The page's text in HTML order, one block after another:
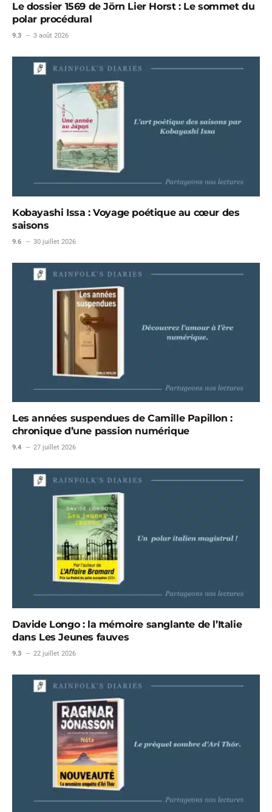
Le dossier 1569 de Jörn Lier Horst : Le sommet du
polar procédural
9.3 3 août 2026
Kobayashi Issa : Voyage poétique au cœur des
saisons
9.6 30 juillet 2026
Les années suspendues de Camille Papillon :
chronique d’une passion numérique
9.4 27 juillet 2026
Davide Longo : la mémoire sanglante de l’Italie
dans Les Jeunes fauves
9.3 22 juillet 2026